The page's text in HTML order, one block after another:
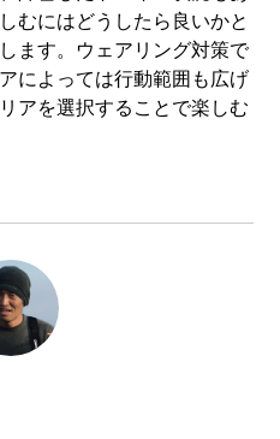
むにはどうしたら良いかと
ます。ウェアリング対策で
によっては行動範囲も広げ
アを選択することで楽しむ